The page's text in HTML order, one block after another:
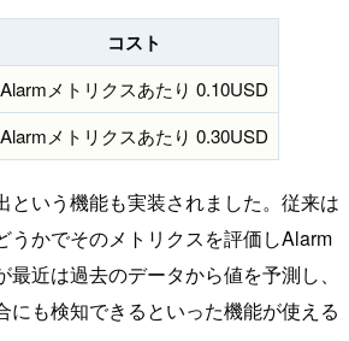
コスト
Alarmメトリクスあたり 0.10USD
Alarmメトリクスあたり 0.30USD
という機能も実装されました。従来は
うかでそのメトリクスを評価しAlarm
近は過去のデータから値を予測し、
にも検知できるといった機能が使える